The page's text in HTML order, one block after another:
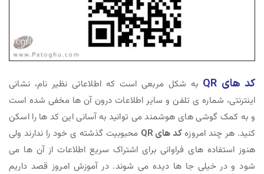
کد های QR
به شکل مربعی است که اطلاعاتی نظیر نام، نشانی
اینترنتی، شماره ی تلفن و سایر اطلاعات درون آن ها مخفی شده است
و به کمک گوشی های هوشمند می توانید به آسانی این کد ها را اسکن
کنید. هر چند امروزهکد های QR
محبوبیت گذشته ی خود را ندارند ولی
هنوز استفاده های فراوانی برای اشتراک سریع اطلاعات از آن ها می
شود و در خیلی جا ها دیده می شوند. در آموزش امروز قصد داریم